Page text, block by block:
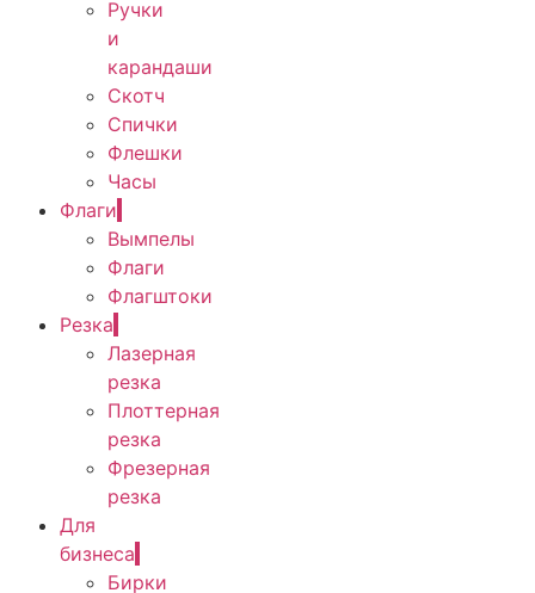
Ручки
и
карандаши
Скотч
Спички
Флешки
Часы
Флаги
Вымпелы
Флаги
Флагштоки
Резка
Лазерная
резка
Плоттерная
резка
Фрезерная
резка
Для
бизнеса
Бирки